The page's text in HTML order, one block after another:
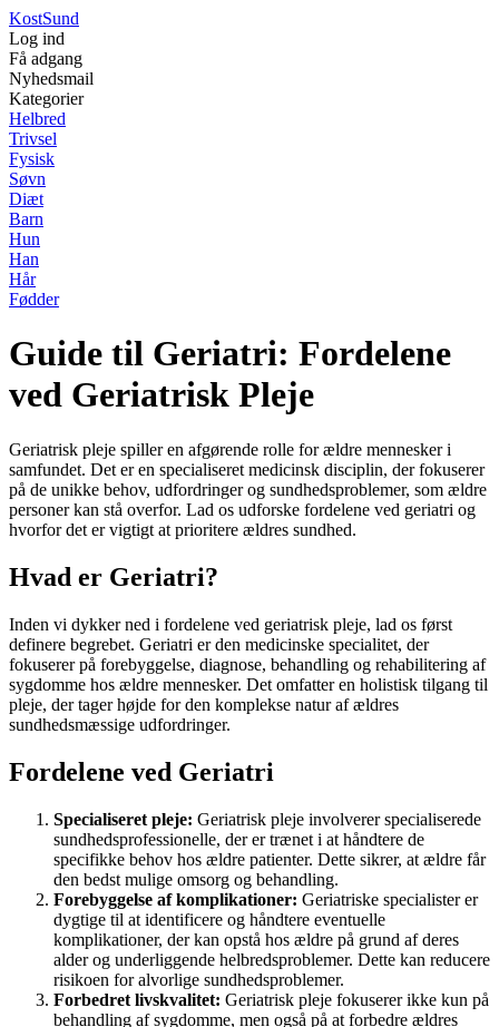
KostSund
Log ind
Få adgang
Nyhedsmail
Kategorier
Helbred
Trivsel
Fysisk
Søvn
Diæt
Barn
Hun
Han
Hår
Fødder
Guide til Geriatri: Fordelene
ved Geriatrisk Pleje
Geriatrisk pleje spiller en afgørende rolle for ældre mennesker i
samfundet. Det er en specialiseret medicinsk disciplin, der fokuserer
på de unikke behov, udfordringer og sundhedsproblemer, som ældre
personer kan stå overfor. Lad os udforske fordelene ved geriatri og
hvorfor det er vigtigt at prioritere ældres sundhed.
Hvad er Geriatri?
Inden vi dykker ned i fordelene ved geriatrisk pleje, lad os først
definere begrebet. Geriatri er den medicinske specialitet, der
fokuserer på forebyggelse, diagnose, behandling og rehabilitering af
sygdomme hos ældre mennesker. Det omfatter en holistisk tilgang til
pleje, der tager højde for den komplekse natur af ældres
sundhedsmæssige udfordringer.
Fordelene ved Geriatri
Specialiseret pleje: Geriatrisk pleje involverer specialiserede
sundhedsprofessionelle, der er trænet i at håndtere de
specifikke behov hos ældre patienter. Dette sikrer, at ældre får
den bedst mulige omsorg og behandling.
Forebyggelse af komplikationer: Geriatriske specialister er
dygtige til at identificere og håndtere eventuelle
komplikationer, der kan opstå hos ældre på grund af deres
alder og underliggende helbredsproblemer. Dette kan reducere
risikoen for alvorlige sundhedsproblemer.
Forbedret livskvalitet: Geriatrisk pleje fokuserer ikke kun på
behandling af sygdomme, men også på at forbedre ældres